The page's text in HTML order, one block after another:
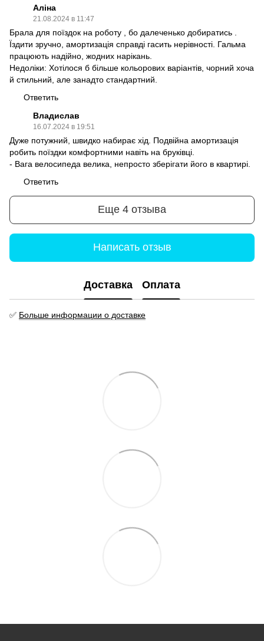
Аліна
21.08.2024 в 11:47
Брала для поїздок на роботу , бо далеченько добиратись .
Їздити зручно, амортизація справді гасить нерівності. Гальма
працюють надійно, жодних нарікань.
Недоліки: Хотілося б більше кольорових варіантів, чорний хоча
й стильний, але занадто стандартний.
Ответить
Владислав
16.07.2024 в 19:51
Дуже потужний, швидко набирає хід. Подвійна амортизація
робить поїздки комфортними навіть на бруківці.
- Вага велосипеда велика, непросто зберігати його в квартирі.
Ответить
Еще 4 отзыва
Написать отзыв
Доставка Оплата
✅ Больше информации о доставке